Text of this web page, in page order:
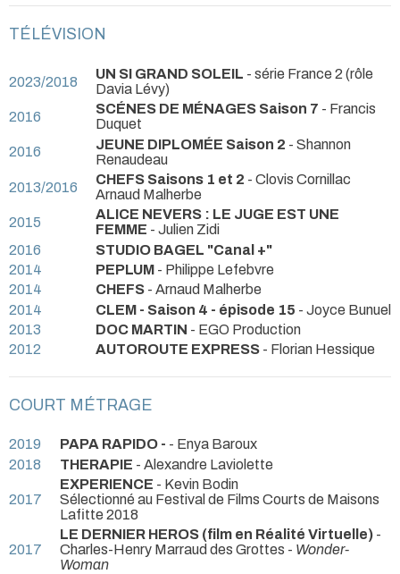
TÉLÉVISION
2023/2018 UN SI GRAND SOLEIL - série France 2 (rôle
Davia Lévy)
2016
SCÉNES DE MÉNAGES Saison 7 - Francis
Duquet
2016
JEUNE DIPLOMÉE Saison 2 - Shannon
Renaudeau
2013/2016
CHEFS Saisons 1 et 2 - Clovis Cornillac
Arnaud Malherbe
2015
ALICE NEVERS : LE JUGE EST UNE
FEMME - Julien Zidi
2016
STUDIO BAGEL "Canal +"
2014
PEPLUM - Philippe Lefebvre
2014
CHEFS - Arnaud Malherbe
2014
CLEM - Saison 4 - épisode 15 - Joyce Bunuel
2013
DOC MARTIN - EGO Production
2012
AUTOROUTE EXPRESS - Florian Hessique
COURT MÉTRAGE
2019 PAPA RAPIDO - - Enya Baroux
2018
THERAPIE - Alexandre Laviolette
2017
EXPERIENCE - Kevin Bodin
Sélectionné au Festival de Films Courts de Maisons
Lafitte 2018
2017
LE DERNIER HEROS (film en Réalité Virtuelle) -
Charles-Henry Marraud des Grottes - Wonder-
Woman